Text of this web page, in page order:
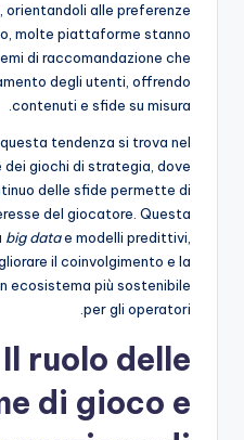
orientandoli alle preferenze
molte piattaforme stanno
di raccomandazione che
degli utenti, offrendo
contenuti e sfide su misura.
tendenza si trova nel
dei giochi di strategia, dove
delle sfide permette di
del giocatore. Questa
big datae modelli predittivi,
il coinvolgimento e la
ecosistema più sostenibile
per gli operatori.
Il ruolo delle
di gioco e